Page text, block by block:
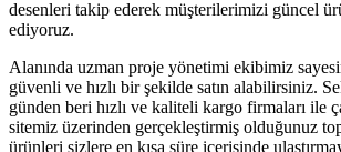
desenleri takip ederek müşterilerimizi güncel
ediyoruz.
Alanında uzman proje yönetimi ekibimiz
güvenli ve hızlı bir şekilde satın alabilirsiniz.
günden beri hızlı ve kaliteli kargo firmaları ile
sitemiz üzerinden gerçekleştirmiş olduğunuz
ürünleri sizlere en kısa süre içerisinde